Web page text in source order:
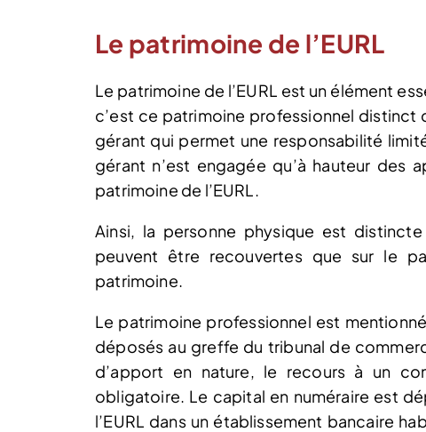
Le patrimoine de l’EURL
Le patrimoine de l’EURL est un élément
c’est ce patrimoine professionnel distinct
gérant qui permet une responsabilité
gérant n’est engagée qu’à hauteur des
patrimoine de l’EURL.
Ainsi, la personne physique est
peuvent être recouvertes que sur le
patrimoine.
Le patrimoine professionnel est
déposés au greffe du tribunal de
d’apport en nature, le recours à un
obligatoire. Le capital en numéraire est
l’EURL dans un établissement bancaire